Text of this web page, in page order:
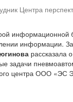
Центра
информационной
информации.
рассказала о
задачи
центра ООО «ЭС